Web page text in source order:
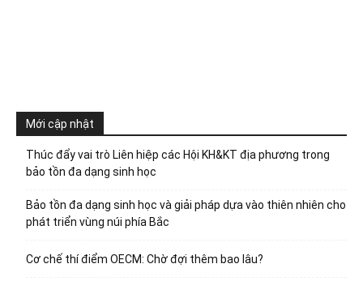
Mới cập nhật
Thúc đẩy vai trò Liên hiệp các Hội KH&KT địa phương trong
bảo tồn đa dạng sinh học
Bảo tồn đa dạng sinh học và giải pháp dựa vào thiên nhiên cho
phát triển vùng núi phía Bắc
Cơ chế thí điểm OECM: Chờ đợi thêm bao lâu?